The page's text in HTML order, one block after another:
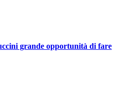
grande opportunità di fare